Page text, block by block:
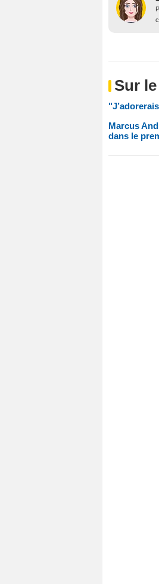
Sur
Marcus
dans le